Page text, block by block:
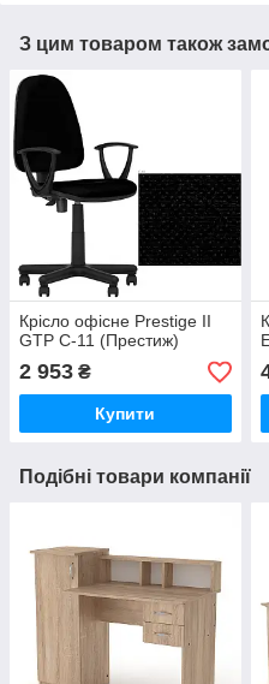
З цим товаром також
Крісло офісне Prestige II
GTP C-11 (Престиж)
2 953 ₴
Купити
Подібні товари компанії